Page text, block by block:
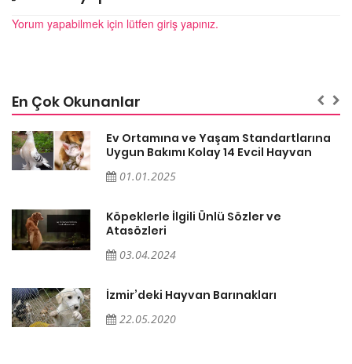
Yorum yapabilmek için lütfen giriş yapınız.
En Çok Okunanlar
Ev Ortamına ve Yaşam Standartlarına
Uygun Bakımı Kolay 14 Evcil Hayvan
01.01.2025
Köpeklerle İlgili Ünlü Sözler ve
Atasözleri
03.04.2024
İzmir’deki Hayvan Barınakları
22.05.2020